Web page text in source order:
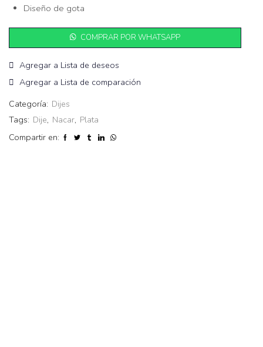
Diseño de gota
COMPRAR POR WHATSAPP
Agregar a Lista de deseos
Agregar a Lista de comparación
Categoría: Dijes
Tags: Dije, Nacar, Plata
Compartir en: